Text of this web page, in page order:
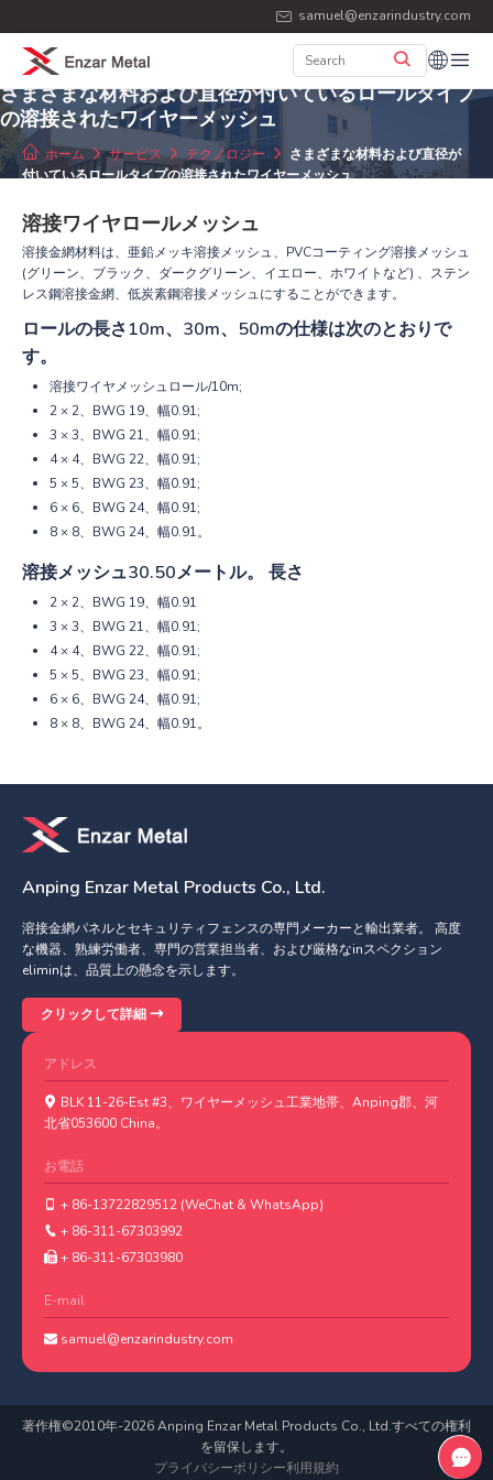
samuel@enzarindustry.com
さまざまな材料および直径が付いているロールタイプ
の溶接されたワイヤーメッシュ
ホーム サービス テクノロジー
さまざまな材料および直径が
付いているロールタイプの溶接されたワイヤーメッシュ
溶接ワイヤロールメッシュ
溶接金網材料は、亜鉛メッキ溶接メッシュ、PVCコーティング溶接メッシュ
(グリーン、ブラック、ダークグリーン、イエロー、ホワイトなど) 、ステン
レス鋼溶接金網、低炭素鋼溶接メッシュにすることができます。
ロールの長さ10m、30m、50mの仕様は次のとおりで
す。
溶接ワイヤメッシュロール/10m;
2 × 2、BWG 19、幅0.91;
3 × 3、BWG 21、幅0.91;
4 × 4、BWG 22、幅0.91;
5 × 5、BWG 23、幅0.91;
6 × 6、BWG 24、幅0.91;
8 × 8、BWG 24、幅0.91。
溶接メッシュ30.50メートル。 長さ
2 × 2、BWG 19、幅0.91
3 × 3、BWG 21、幅0.91;
4 × 4、BWG 22、幅0.91;
5 × 5、BWG 23、幅0.91;
6 × 6、BWG 24、幅0.91;
8 × 8、BWG 24、幅0.91。
Anping Enzar Metal Products Co., Ltd.
溶接金網パネルとセキュリティフェンスの専門メーカーと輸出業者。 高度
な機器、熟練労働者、専門の営業担当者、および厳格なinスペクション
eliminは、品質上の懸念を示します。
クリックして詳細
アドレス
BLK 11-26-Est #3、ワイヤーメッシュ工業地帯、Anping郡、河
北省053600 China。
お電話
+ 86-13722829512 (WeChat & WhatsApp)
+ 86-311-67303992
+ 86-311-67303980
E-mail
samuel@enzarindustry.com
著作権©2010年-2026Anping Enzar Metal Products Co., Ltd.すべての権利
を留保します。
プライバシーポリシー利用規約